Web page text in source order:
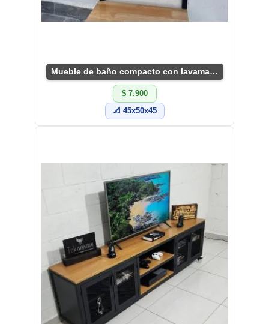
Mueble de baño compacto con lavamanos negro
$ 7.900
📐 45x50x45